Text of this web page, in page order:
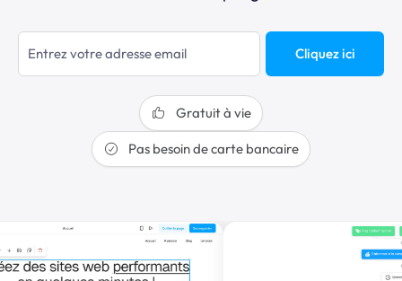
Cliquez ici
Gratuit à vie
Pas besoin de carte bancaire